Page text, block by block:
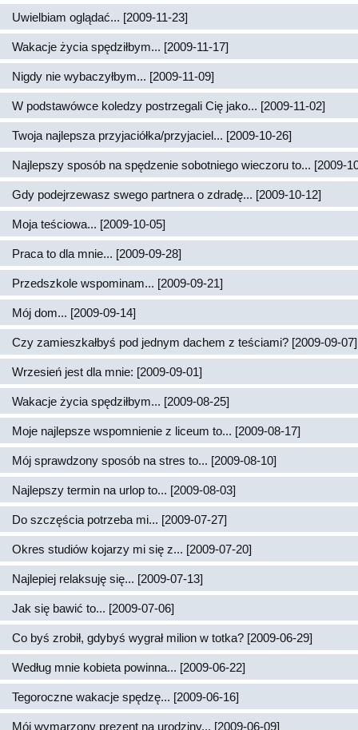
Uwielbiam oglądać... [2009-11-23]
Wakacje życia spędziłbym... [2009-11-17]
Nigdy nie wybaczyłbym... [2009-11-09]
W podstawówce koledzy postrzegali Cię jako... [2009-11-02]
Twoja najlepsza przyjaciółka/przyjaciel... [2009-10-26]
Najlepszy sposób na spędzenie sobotniego wieczoru to... [2009-
Gdy podejrzewasz swego partnera o zdradę... [2009-10-12]
Moja teściowa... [2009-10-05]
Praca to dla mnie... [2009-09-28]
Przedszkole wspominam... [2009-09-21]
Mój dom... [2009-09-14]
Czy zamieszkałbyś pod jednym dachem z teściami? [2009-09-07]
Wrzesień jest dla mnie: [2009-09-01]
Wakacje życia spędziłbym... [2009-08-25]
Moje najlepsze wspomnienie z liceum to... [2009-08-17]
Mój sprawdzony sposób na stres to... [2009-08-10]
Najlepszy termin na urlop to... [2009-08-03]
Do szczęścia potrzeba mi... [2009-07-27]
Okres studiów kojarzy mi się z... [2009-07-20]
Najlepiej relaksuję się... [2009-07-13]
Jak się bawić to... [2009-07-06]
Co byś zrobił, gdybyś wygrał milion w totka? [2009-06-29]
Według mnie kobieta powinna... [2009-06-22]
Tegoroczne wakacje spędzę... [2009-06-16]
Mój wymarzony prezent na urodziny... [2009-06-09]